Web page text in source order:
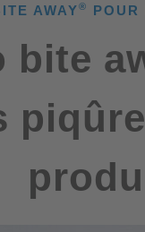
AWAY® POUR
bite